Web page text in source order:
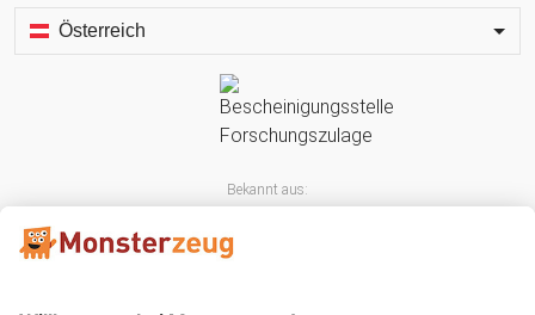
Österreich
Bekannt aus: